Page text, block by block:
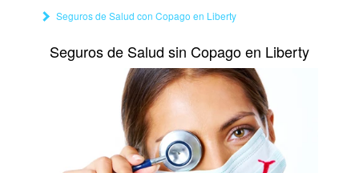
Seguros de Salud con Copago en Liberty
Seguros de Salud sin Copago en Liberty